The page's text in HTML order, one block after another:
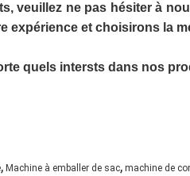
veuillez ne pas hésiter à
expérience et choisirons la
quels intersts dans nos
, Machine à emballer de sac, machine de